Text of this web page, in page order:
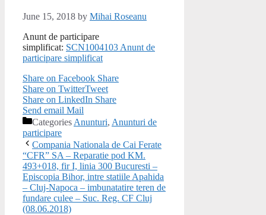
June 15, 2018 by Mihai Roseanu
Anunt de participare
simplificat: SCN1004103 Anunt de
participare simplificat
Share on Facebook Share
Share on TwitterTweet
Share on LinkedIn Share
Send email Mail
Categories Anunturi, Anunturi de
participare
Compania Nationala de Cai Ferate
“CFR” SA – Reparatie pod KM.
493+018, fir I, linia 300 Bucuresti –
Episcopia Bihor, intre statiile Apahida
– Cluj-Napoca – imbunatatire teren de
fundare culee – Suc. Reg. CF Cluj
(08.06.2018)